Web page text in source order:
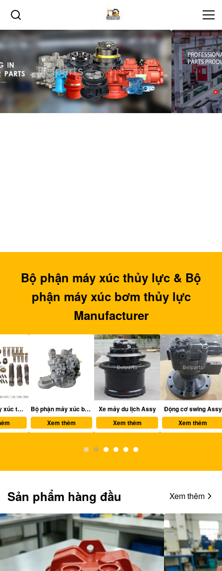
Bộ phận máy xúc thủy lực & Bộ
phận máy xúc bơm thủy lực
Manufacturer
lực
Bộ phận máy xúc bơm thủy lực
Xem thêm
Xe máy du lịch Assy
Xem thêm
Động cơ swing Assy
Xem thêm
Sản phẩm hàng đầu Xem thêm